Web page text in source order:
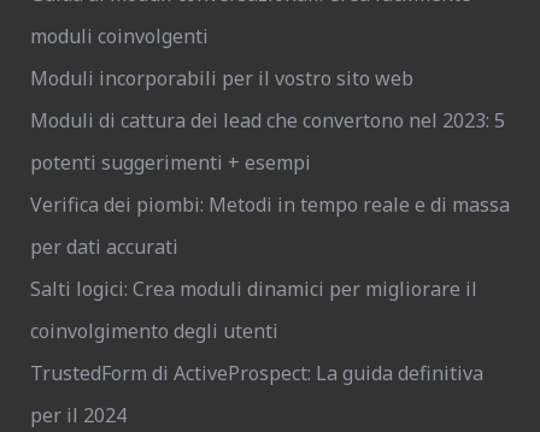
moduli coinvolgenti
Moduli incorporabili per il vostro sito web
Moduli di cattura dei lead che convertono nel 2023: 5
potenti suggerimenti + esempi
Verifica dei piombi: Metodi in tempo reale e di massa
per dati accurati
Salti logici: Crea moduli dinamici per migliorare il
coinvolgimento degli utenti
TrustedForm di ActiveProspect: La guida definitiva
per il 2024